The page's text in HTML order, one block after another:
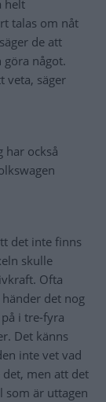
helt
talas om nåt
de att
något.
veta, säger
har också
det inte finns
skulle
Ofta
det nog
i tre-fyra
Det känns
inte vet vad
det, men att det
som är uttagen